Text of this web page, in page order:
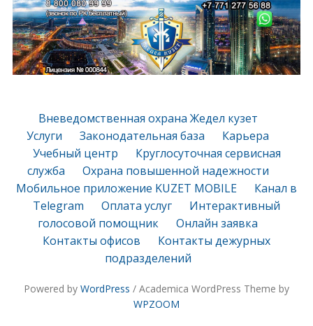
Вневедомственная охрана Жедел кузет
Услуги
Законодательная база
Карьера
Учебный центр
Круглосуточная сервисная
служба
Охрана повышенной надежности
Мобильное приложение KUZET MOBILE
Канал в
Telegram
Оплата услуг
Интерактивный
голосовой помощник
Онлайн заявка
Контакты офисов
Контакты дежурных
подразделений
Powered by WordPress / Academica WordPress Theme by
WPZOOM